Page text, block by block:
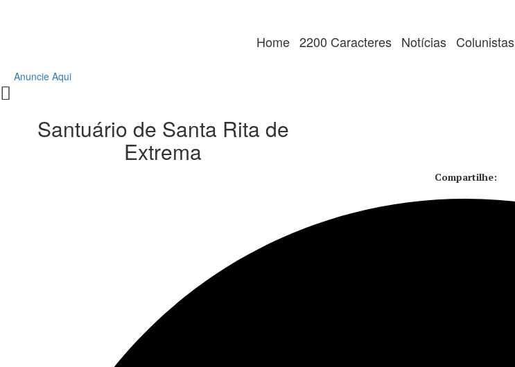
Home 2200 Caracteres Notícias Colunistas
Anuncie Aqui
Santuário de Santa Rita de
Extrema
Compartilhe: